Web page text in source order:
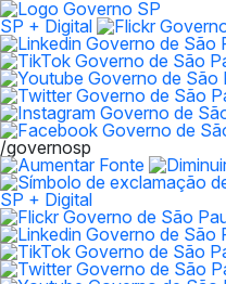
SP + Digital
/governosp
SP + Digital